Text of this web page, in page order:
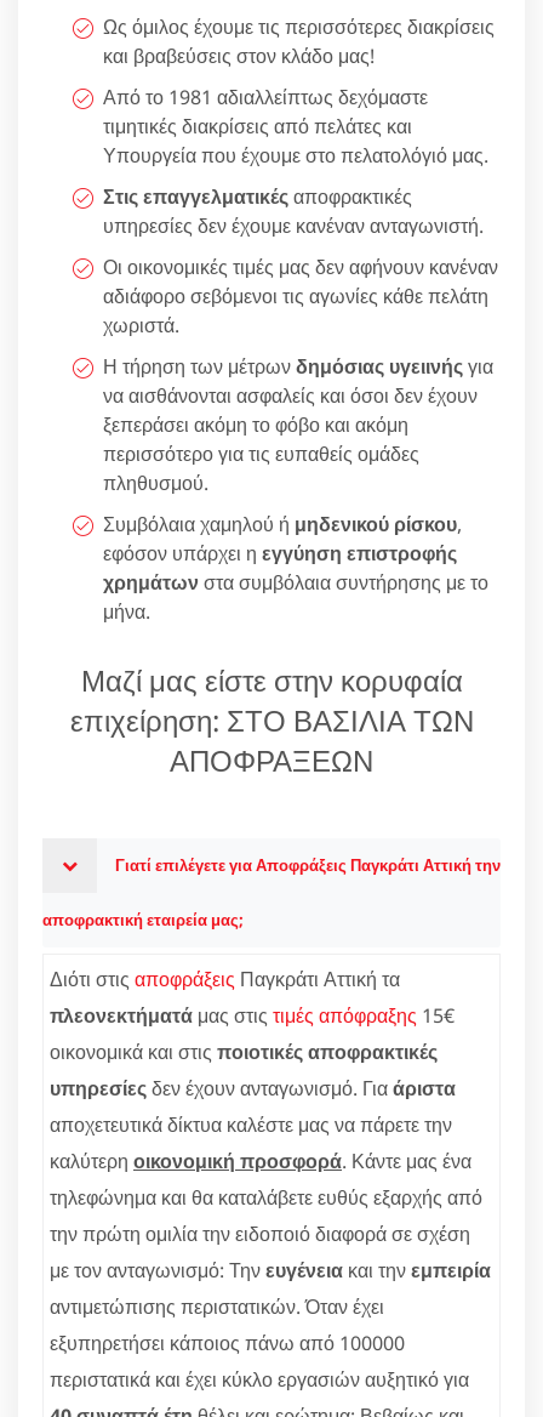
Ως όμιλος έχουμε τις περισσότερες διακρίσεις
και βραβεύσεις στον κλάδο μας!
Από το 1981 αδιαλλείπτως δεχόμαστε
τιμητικές διακρίσεις από πελάτες και
Υπουργεία που έχουμε στο πελατολόγιό μας.
Στις επαγγελματικέςαποφρακτικές
υπηρεσίες δεν έχουμε κανέναν ανταγωνιστή.
Οι οικονομικές τιμές μας δεν αφήνουν κανέναν
αδιάφορο σεβόμενοι τις αγωνίες κάθε πελάτη
χωριστά.
Η τήρηση των μέτρωνδημόσιας υγειινήςγια
να αισθάνονται ασφαλείς και όσοι δεν έχουν
ξεπεράσει ακόμη το φόβο και ακόμη
περισσότερο για τις ευπαθείς ομάδες
πληθυσμού.
Συμβόλαια χαμηλού ή μηδενικού ρίσκου,
εφόσον υπάρχει η εγγύηση επιστροφής
χρημάτωνστα συμβόλαια συντήρησης με το
μήνα.
Μαζί μας είστε στην κορυφαία
επιχείρηση: ΣΤΟ ΒΑΣΙΛΙΑ ΤΩΝ
ΑΠΟΦΡΑΞΕΩΝ
Γιατί επιλέγετε για Αποφράξεις Παγκράτι Αττική την
αποφρακτική εταιρεία μας;
Διότι στις αποφράξεις Παγκράτι Αττική τα
πλεονεκτήματά μας στις τιμές απόφραξης 15€
οικονομικά και στις ποιοτικές αποφρακτικές
υπηρεσίεςδεν έχουν ανταγωνισμό. Γιαάριστα
αποχετευτικά δίκτυα καλέστε μας να πάρετε την
καλύτερη οικονομική προσφορά. Κάντε μας ένα
τηλεφώνημα και θα καταλάβετε ευθύς εξαρχής από
την πρώτη ομιλία την ειδοποιό διαφορά σε σχέση
με τον ανταγωνισμό: Τηνευγένεια και τηνεμπειρία
αντιμετώπισης περιστατικών. Όταν έχει
εξυπηρετήσει κάποιος πάνω από 100000
περιστατικά και έχει κύκλο εργασιών αυξητικό για